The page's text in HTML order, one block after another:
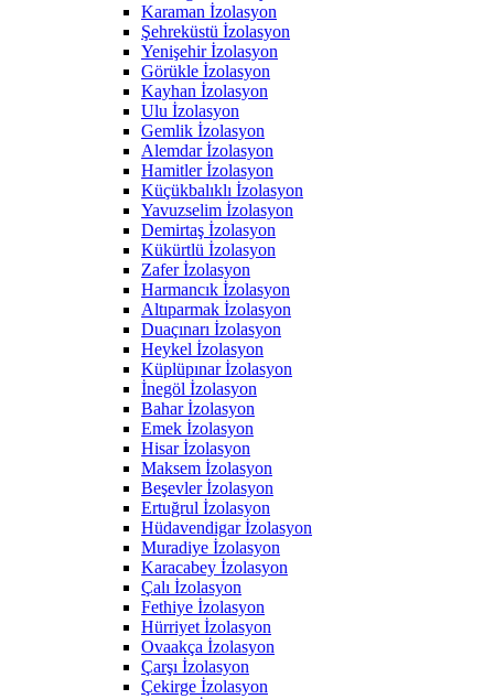
Karaman İzolasyon
Şehreküstü İzolasyon
Yenişehir İzolasyon
Görükle İzolasyon
Kayhan İzolasyon
Ulu İzolasyon
Gemlik İzolasyon
Alemdar İzolasyon
Hamitler İzolasyon
Küçükbalıklı İzolasyon
Yavuzselim İzolasyon
Demirtaş İzolasyon
Kükürtlü İzolasyon
Zafer İzolasyon
Harmancık İzolasyon
Altıparmak İzolasyon
Duaçınarı İzolasyon
Heykel İzolasyon
Küplüpınar İzolasyon
İnegöl İzolasyon
Bahar İzolasyon
Emek İzolasyon
Hisar İzolasyon
Maksem İzolasyon
Beşevler İzolasyon
Ertuğrul İzolasyon
Hüdavendigar İzolasyon
Muradiye İzolasyon
Karacabey İzolasyon
Çalı İzolasyon
Fethiye İzolasyon
Hürriyet İzolasyon
Ovaakça İzolasyon
Çarşı İzolasyon
Çekirge İzolasyon